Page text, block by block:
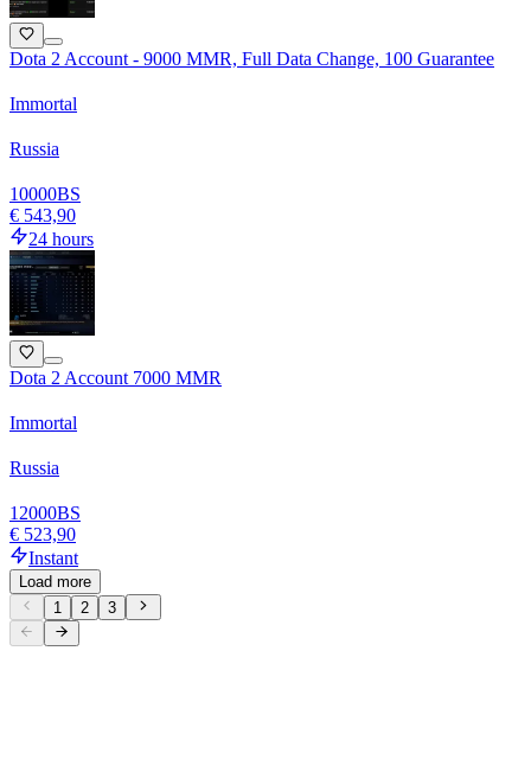
Dota 2 Account - 9000 MMR, Full Data Change, 100 Guarantee
Immortal
Russia
10000BS
€ 543,90
24 hours
Dota 2 Account 7000 MMR
Immortal
Russia
12000BS
€ 523,90
Instant
Load more
1
2 3